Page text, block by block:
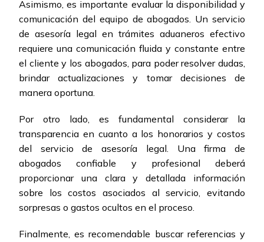
Asimismo, es importante evaluar la disponibilidad y
comunicación del equipo de abogados. Un servicio
de asesoría legal en trámites aduaneros efectivo
requiere una comunicación fluida y constante entre
el cliente y los abogados, para poder resolver dudas,
brindar actualizaciones y tomar decisiones de
manera oportuna.
Por otro lado, es fundamental considerar la
transparencia en cuanto a los honorarios y costos
del servicio de asesoría legal. Una firma de
abogados confiable y profesional deberá
proporcionar una clara y detallada información
sobre los costos asociados al servicio, evitando
sorpresas o gastos ocultos en el proceso.
Finalmente, es recomendable buscar referencias y